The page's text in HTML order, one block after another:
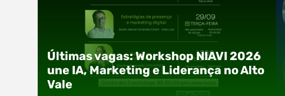
Últimas vagas: Workshop NIAVI 2026
une IA, Marketing e Liderança no Alto
Vale